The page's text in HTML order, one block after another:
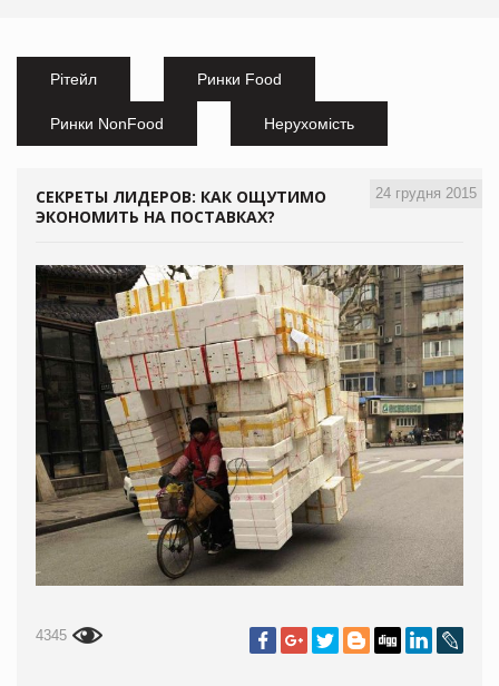
Рітейл Ринки Food
Ринки NonFood Нерухомість
24 грудня 2015
СЕКРЕТЫ ЛИДЕРОВ: КАК ОЩУТИМО
ЭКОНОМИТЬ НА ПОСТАВКАХ?
4345